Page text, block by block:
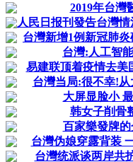
2019年台灣
人民日报刊發告台灣
台灣新增1例新冠肺
台灣:人工智
易建联顶着疫情去美
台灣当局:很不幸!
大屏显脸小
韩女子削骨
百家樂發牌
台灣伪娘穿露背装
台灣统派谈两岸共